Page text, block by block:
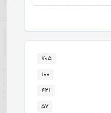
۷۰۵
۱۰۰
۴۲۱
۵۷